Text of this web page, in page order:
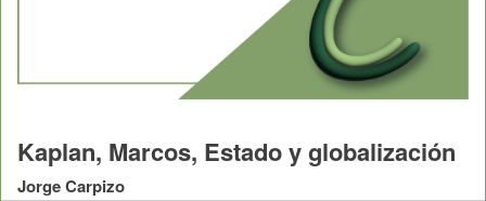
Kaplan, Marcos, Estado y globalización
Jorge Carpizo